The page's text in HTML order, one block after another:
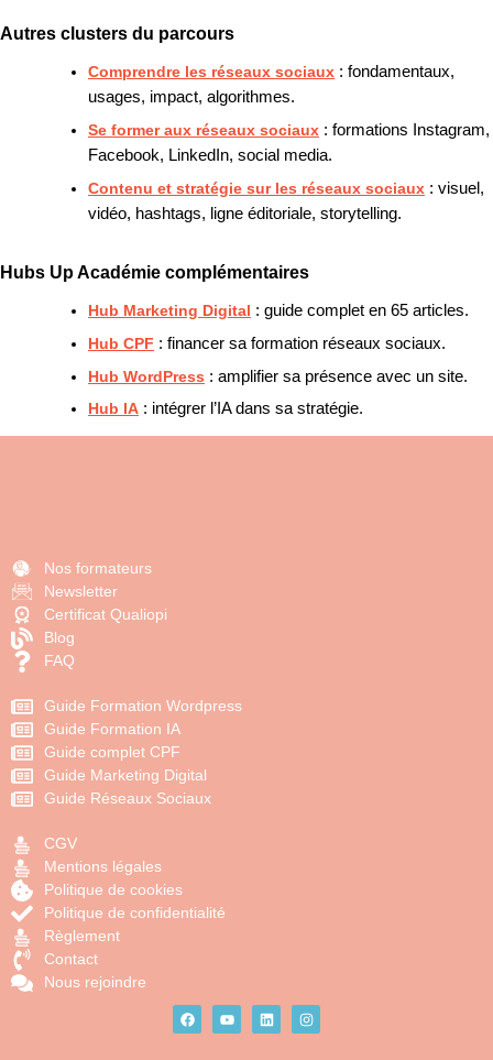
Autres clusters du parcours
Comprendre les réseaux sociaux : fondamentaux,
usages, impact, algorithmes.
Se former aux réseaux sociaux : formations Instagram,
Facebook, LinkedIn, social media.
Contenu et stratégie sur les réseaux sociaux : visuel,
vidéo, hashtags, ligne éditoriale, storytelling.
Hubs Up Académie complémentaires
Hub Marketing Digital : guide complet en 65 articles.
Hub CPF : financer sa formation réseaux sociaux.
Hub WordPress : amplifier sa présence avec un site.
Hub IA : intégrer l’IA dans sa stratégie.
Nos formateurs
Newsletter
Certificat Qualiopi
Blog
FAQ
Guide Formation Wordpress
Guide Formation IA
Guide complet CPF
Guide Marketing Digital
Guide Réseaux Sociaux
CGV
Mentions légales
Politique de cookies
Politique de confidentialité
Règlement
Contact
Nous rejoindre